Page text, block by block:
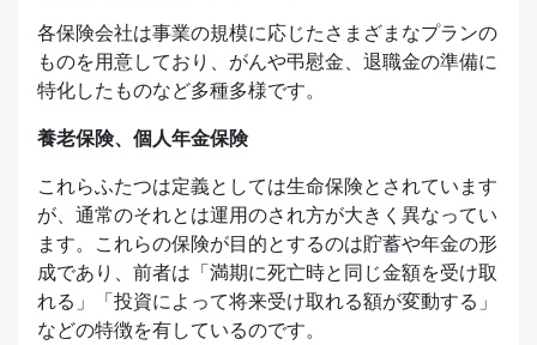
各保険会社は事業の規模に応じたさまざまなプランの
ものを用意しており、がんや弔慰金、退職金の準備に
特化したものなど多種多様です。
養老保険、個人年金保険
これらふたつは定義としては生命保険とされています
が、通常のそれとは運用のされ方が大きく異なってい
ます。これらの保険が目的とするのは貯蓄や年金の形
成であり、前者は「満期に死亡時と同じ金額を受け取
れる」「投資によって将来受け取れる額が変動する」
などの特徴を有しているのです。